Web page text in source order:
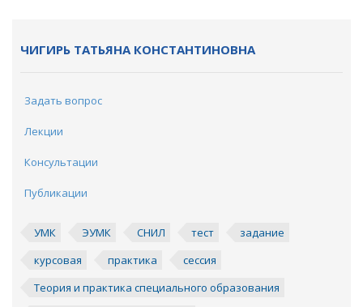
ЧИГИРЬ ТАТЬЯНА КОНСТАНТИНОВНА
Задать вопрос
Лекции
Консультации
Публикации
УМК ЭУМК СНИЛ тест
задание
курсовая
практика
сессия
Теория и практика специального образования